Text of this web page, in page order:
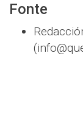
Fonte